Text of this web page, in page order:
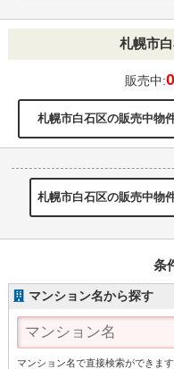
札幌市
販売中:0
札幌市白石区の販売中物
札幌市白石区の販売中物
条
マンション名から探す
マンション名で直接検索ができます